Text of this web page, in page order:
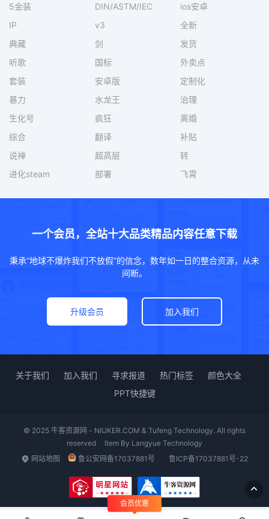
5金装 DIN/ASTM/IEC
ios安卓
IP
v3
全新
典藏
剑
发货
听歌
国标
外卖点
套装
安卓版
定制化
暴力
水龙王
治理
生化号
疯狂
离婚
综合
翻译
补贴
说禅
超高层
转
进化steam
部署 飞霄
一个会员，全站十大品类精品内容任意下载
秉承“地球不爆炸我们不放假”的信念，数年如一日的整合资源，从未
间断。
升级会员 加入我们
关于我们 加入我们 寻求报道 热门标签
颜色大全
PPT快捷键
© 2025 牛客资源网 - NIUKER.COM & Tufeng Technology. All rights
reserved
Item By Langyue Technology
网站地图
鲁公安网备17037881号 鲁ICP备17037881号-22
会员优惠